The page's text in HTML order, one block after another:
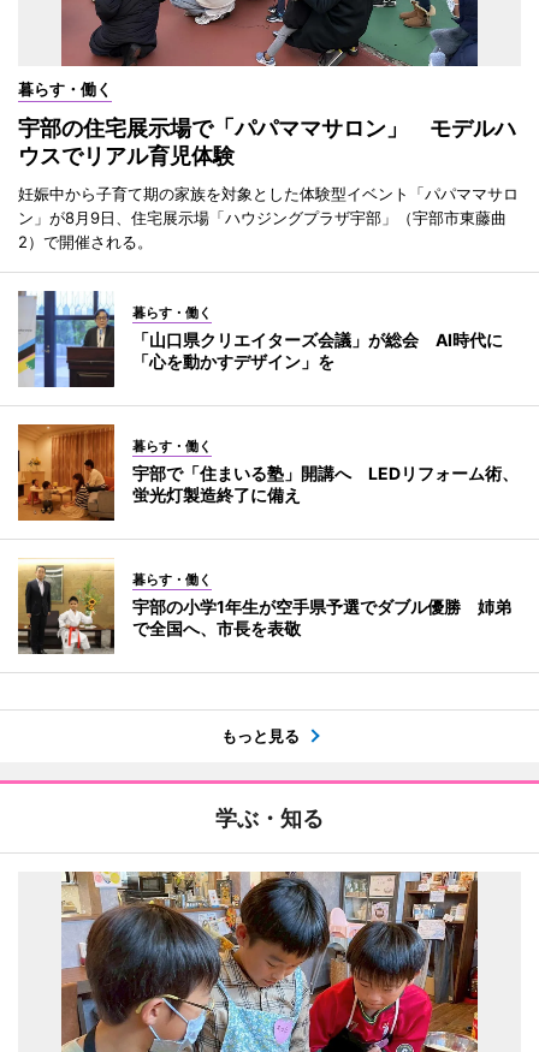
暮らす・働く
宇部の住宅展示場で「パパママサロン」 モデルハ
ウスでリアル育児体験
妊娠中から子育て期の家族を対象とした体験型イベント「パパママサロ
ン」が8月9日、住宅展示場「ハウジングプラザ宇部」（宇部市東藤曲
2）で開催される。
暮らす・働く
「山口県クリエイターズ会議」が総会 AI時代に
「心を動かすデザイン」を
暮らす・働く
宇部で「住まいる塾」開講へ LEDリフォーム術、
蛍光灯製造終了に備え
暮らす・働く
宇部の小学1年生が空手県予選でダブル優勝 姉弟
で全国へ、市長を表敬
もっと見る
学ぶ・知る